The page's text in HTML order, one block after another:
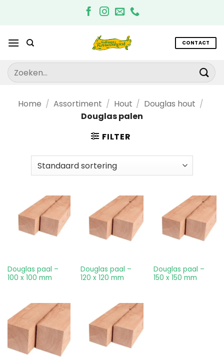
CONTACT
Zoeken
naar:
Home / Assortiment / Hout / Douglas hout /
Douglas palen
FILTER
Douglas paal –
100 x 100 mm
Douglas paal –
120 x 120 mm
Douglas paal –
150 x 150 mm